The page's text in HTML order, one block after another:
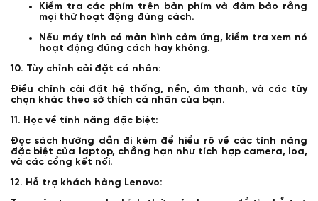
Kiểm tra các phím trên bàn phím và đảm bảo rằng
mọi thứ hoạt động đúng cách.
Nếu máy tính có màn hình cảm ứng, kiểm tra xem nó
hoạt động đúng cách hay không.
10. Tùy chỉnh cài đặt cá nhân:
Điều chỉnh cài đặt hệ thống, nền, âm thanh, và các tùy
chọn khác theo sở thích cá nhân của bạn.
11. Học về tính năng đặc biệt:
Đọc sách hướng dẫn đi kèm để hiểu rõ về các tính năng
đặc biệt của laptop, chẳng hạn như tích hợp camera, loa,
và các cổng kết nối.
12. Hỗ trợ khách hàng Lenovo: